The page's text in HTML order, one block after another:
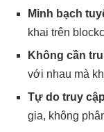
Minh bạch
khai trên
Không cần
với nhau mà
Tự do truy
gia, không